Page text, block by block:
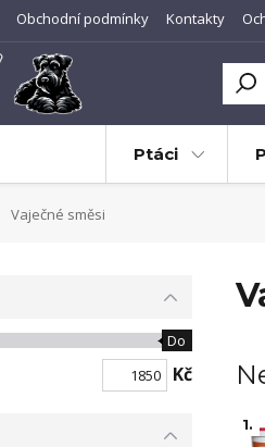
Obchodní podmínky Kontakty
Ptáci
Vaječné směsi
1.
Do
Kč